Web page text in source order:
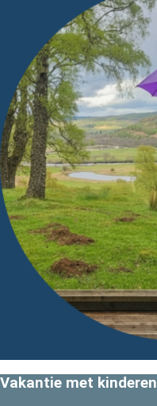
Vakantie met kinderen